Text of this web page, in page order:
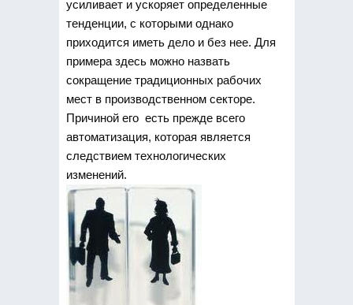
усиливает и ускоряет определенные
тенденции, с которыми однако
приходится иметь дело и без нее. Для
примера здесь можно назвать
сокращение традиционных рабочих
мест в производственном секторе.
Причиной его есть прежде всего
автоматизация, которая является
следствием технологических
изменений.